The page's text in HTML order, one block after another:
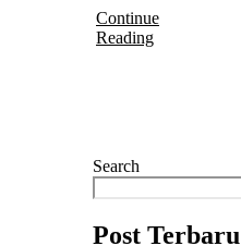
Continue
Reading
Search
Post Terbaru